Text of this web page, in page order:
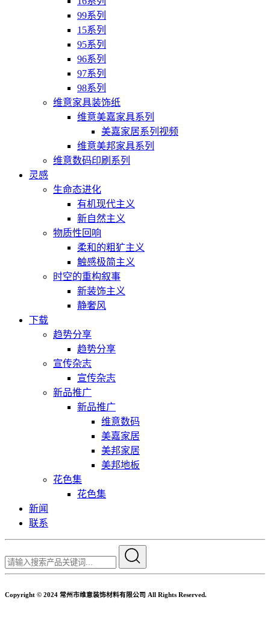
99系列
15系列
95系列
96系列
97系列
98系列
维意家具装饰纸
维意美嘉家具系列
美嘉家居系列视频
维意美邦家具系列
维意数码印刷系列
灵感
生命态进化
有机现代主义
新自然主义
物质性回响
柔和的粗犷主义
触感极简主义
时空的重构叙事
新装饰主义
静奢风
下载
趋势分享
趋势分享
宣传杂志
宣传杂志
新品推广
新品推广
维意数码
美嘉家居
美邦家居
美邦地板
花色集
花色集
新闻
联系
Copyright © 2024 常州市维意装饰材料有限公司 All Rights Reserved.